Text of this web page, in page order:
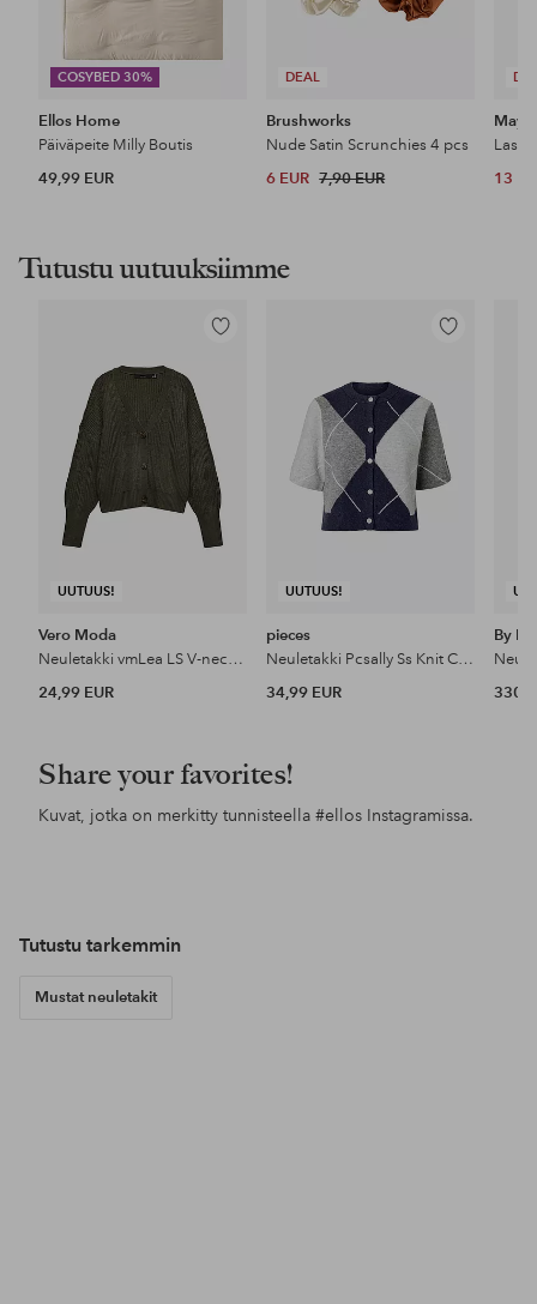
COSYBED 30%
Ellos Home
Päiväpeite Milly Boutis
49,99 EUR
DEAL
Brushworks
Nude Satin Scrunchies 4 pcs
6 EUR 7,90 EUR 13
Tutustu uutuuksiimme
UUTUUS!
Lisää
Vero Moda
Neuletakki vmLea LS V-neck Cuff Cardigan
24,99 EUR
UUTUUS!
Lisää
pieces
Neuletakki Pcsally Ss Knit Check Cardigan Bc
34,99 EUR
By
330
Share your favorites!
Kuvat, jotka on merkitty tunnisteella #ellos Instagramissa.
Tutustu tarkemmin
Mustat neuletakit